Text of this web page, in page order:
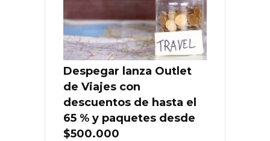
Despegar lanza Outlet
de Viajes con
descuentos de hasta el
65 % y paquetes desde
$500.000